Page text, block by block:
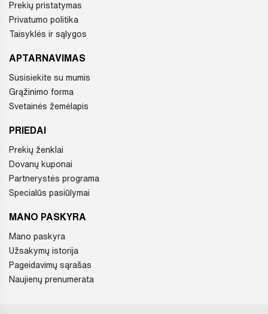
Prekių pristatymas
Privatumo politika
Taisyklės ir sąlygos
APTARNAVIMAS
Susisiekite su mumis
Grąžinimo forma
Svetainės žemėlapis
PRIEDAI
Prekių ženklai
Dovanų kuponai
Partnerystės programa
Specialūs pasiūlymai
MANO PASKYRA
Mano paskyra
Užsakymų istorija
Pageidavimų sąrašas
Naujienų prenumerata